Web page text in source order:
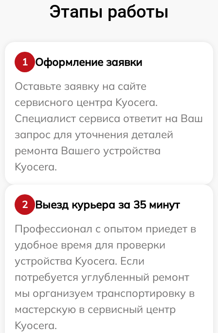
Этапы работы
1
Оформление заявки
Оставьте заявку на сайте
сервисного центра Kyocera.
Специалист сервиса ответит на Ваш
запрос для уточнения деталей
ремонта Вашего устройства
Kyocera.
2
Выезд курьера за 35 минут
Профессионал с опытом приедет в
удобное время для проверки
устройства Kyocera. Если
потребуется углубленный ремонт
мы организуем транспортировку в
мастерскую в сервисный центр
Kyocera.